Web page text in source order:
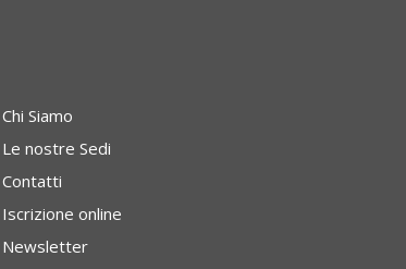
Chi Siamo
Le nostre Sedi
Contatti
Iscrizione online
Newsletter